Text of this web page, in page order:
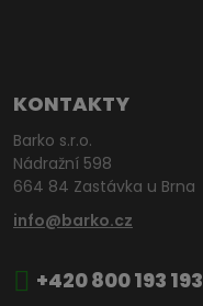
KONTAKTY
Barko s.r.o.
Nádražní 598
664 84 Zastávka u Brna
info@barko.cz
+420 800 193 193